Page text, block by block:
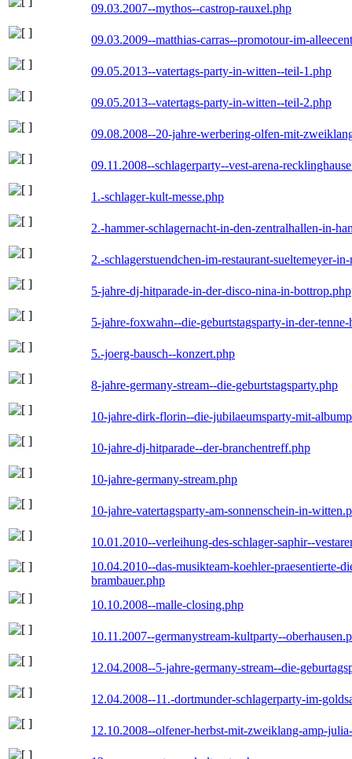
09.03.2007--mythos--castrop-rauxel.php
09.03.2009--matthias-carras--promotour-im-
09.05.2013--vatertags-party-in-witten--teil-1.php
09.05.2013--vatertags-party-in-witten--teil-2.php
09.08.2008--20-jahre-werbering-olfen-mit-
09.11.2008--schlagerparty--vest-arena-
1.-schlager-kult-messe.php
2.-hammer-schlagernacht-in-den-zentralhallen-in-
2.-schlagerstuendchen-im-restaurant-sueltemeyer-
5-jahre-dj-hitparade-in-der-disco-nina-in-bottrop.php
5-jahre-foxwahn--die-geburtstagsparty-in-der-tenne-
5.-joerg-bausch--konzert.php
8-jahre-germany-stream--die-geburtstagsparty.php
10-jahre-dirk-florin--die-jubilaeumsparty-mit-
10-jahre-dj-hitparade--der-branchentreff.php
10-jahre-germany-stream.php
10-jahre-vatertagsparty-am-sonnenschein-in-
10.01.2010--verleihung-des-schlager-saphir--
10.04.2010--das-musikteam-koehler-praesentierte-
brambauer.php
10.10.2008--malle-closing.php
10.11.2007--germanystream-kultparty--
12.04.2008--5-jahre-germany-stream--die-
12.04.2008--11.-dortmunder-schlagerparty-im-
12.10.2008--olfener-herbst-mit-zweiklang-amp-